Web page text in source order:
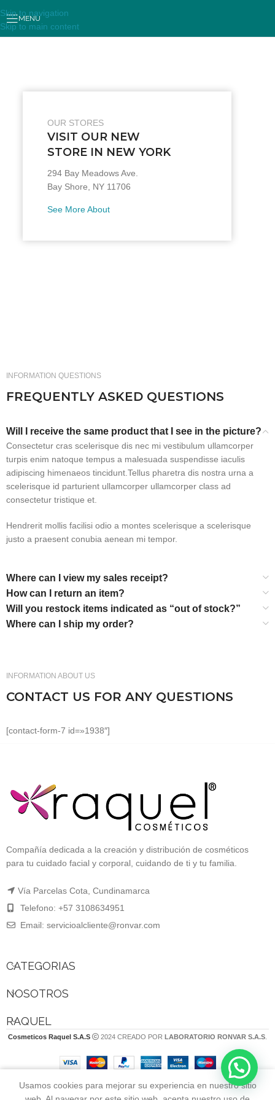
Skip to navigation
Skip to main content
MENU
OUR STORES
VISIT OUR NEW
STORE IN NEW YORK
294 Bay Meadows Ave.
Bay Shore, NY 11706
See More About
INFORMATION QUESTIONS
FREQUENTLY ASKED QUESTIONS
Will I receive the same product that I see in the picture?
Consectetur cras scelerisque dis nec mi vestibulum ullamcorper
turpis enim natoque tempus a malesuada suspendisse iaculis
adipiscing himenaeos tincidunt.Tellus pharetra dis nostra urna a
scelerisque id parturient ullamcorper ullamcorper class ad
consectetur tristique et.
Hendrerit mollis facilisi odio a montes scelerisque a scelerisque
justo a praesent conubia aenean mi tempor.
Where can I view my sales receipt?
How can I return an item?
Will you restock items indicated as “out of stock?”
Where can I ship my order?
INFORMATION ABOUT US
CONTACT US FOR ANY QUESTIONS
[contact-form-7 id=»1938″]
Compañía dedicada a la creación y distribución de cosméticos
para tu cuidado facial y corporal, cuidando de ti y tu familia.
Vía Parcelas Cota, Cundinamarca
Telefono: +57 3108634951
Email: servicioalcliente@ronvar.com
CATEGORIAS
NOSOTROS
RAQUEL
Cosmeticos Raquel S.A.S 2024 CREADO POR LABORATORIO RONVAR S.A.S
Usamos cookies para mejorar su experiencia en nuestro sitio